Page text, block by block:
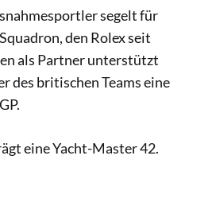
segelt für
den Rolex seit
als Partner unterstützt
des britischen Teams eine
eine Yacht-Master 42.